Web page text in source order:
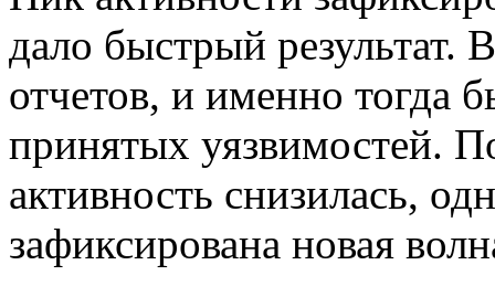
дало быстрый результат.
отчетов, и именно тогда
принятых уязвимостей.
активность снизилась,
зафиксирована новая